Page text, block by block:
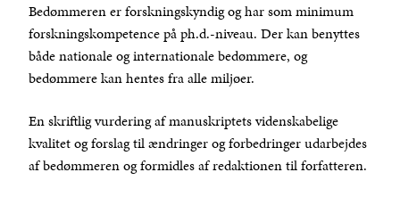
Bedømmeren er forskningskyndig og har som minimum
forskningskompetence på ph.d.-niveau. Der kan benyttes
både nationale og internationale bedømmere, og
bedømmere kan hentes fra alle miljøer.
En skriftlig vurdering af manuskriptets videnskabelige
kvalitet og forslag til ændringer og forbedringer udarbejdes
af bedømmeren og formidles af redaktionen til forfatteren.